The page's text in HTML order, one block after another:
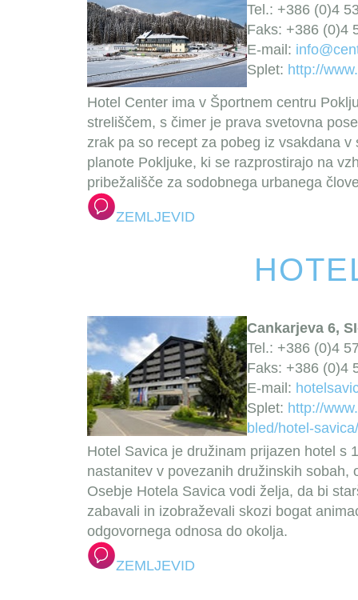
Tel.: +386 (0)4
Faks: +386 (0)4
E-mail:
Splet: http://
Hotel Center ima v Športnem centru
streliščem, s čimer je prava svetovna
zrak pa so recept za pobeg iz vsakdana
planote Pokljuke, ki se razprostirajo na
pribežališče za sodobnega urbanega
ZEMLJEVID
Cankarjeva 6,
Tel.: +386 (0)4
Faks: +386 (0)4
E-mail:
Splet: http://
bled/hotel-savica/
Hotel Savica je družinam prijazen hotel s
nastanitev v povezanih družinskih
Osebje Hotela Savica vodi želja, da bi
zabavali in izobraževali skozi bogat
odgovornega odnosa do okolja.
ZEMLJEVID